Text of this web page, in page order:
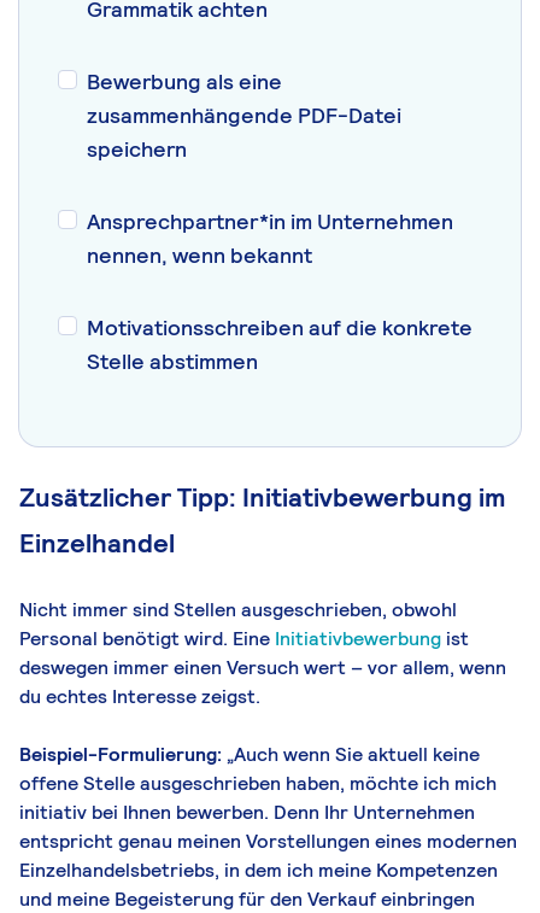
Grammatik achten
Bewerbung als eine
zusammenhängende PDF-Datei
speichern
Ansprechpartner*in im Unternehmen
nennen, wenn bekannt
Motivationsschreiben auf die konkrete
Stelle abstimmen
Zusätzlicher Tipp: Initiativbewerbung im
Einzelhandel
Nicht immer sind Stellen ausgeschrieben, obwohl
Personal benötigt wird. Eine Initiativbewerbung ist
deswegen immer einen Versuch wert – vor allem, wenn
du echtes Interesse zeigst.
Beispiel-Formulierung: „Auch wenn Sie aktuell keine
offene Stelle ausgeschrieben haben, möchte ich mich
initiativ bei Ihnen bewerben. Denn Ihr Unternehmen
entspricht genau meinen Vorstellungen eines modernen
Einzelhandelsbetriebs, in dem ich meine Kompetenzen
und meine Begeisterung für den Verkauf einbringen